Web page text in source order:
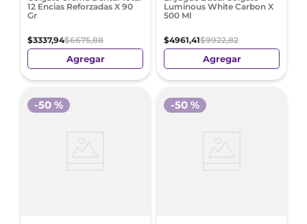
12 Encias Reforzadas X 90
Gr
$3337,94$6675,88
Agregar
Luminous White Carbon X
500 Ml
$4961,41$9922,82
Agregar
-50 % -50 %